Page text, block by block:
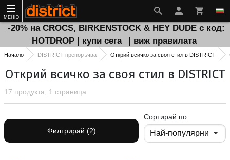
МЕНЮ
-20% на CROCS, BIRKENSTOCK & HEY DUDE с код:
HOTDROP | купи сега
| виж правилата
Начало DISTRICT препоръчва Открий всичко за своя стил в DISTRICT
Открий всичко за своя стил в DISTRICT
17 продукта, 1 страница
Филтрирай (2)
Сортирай по